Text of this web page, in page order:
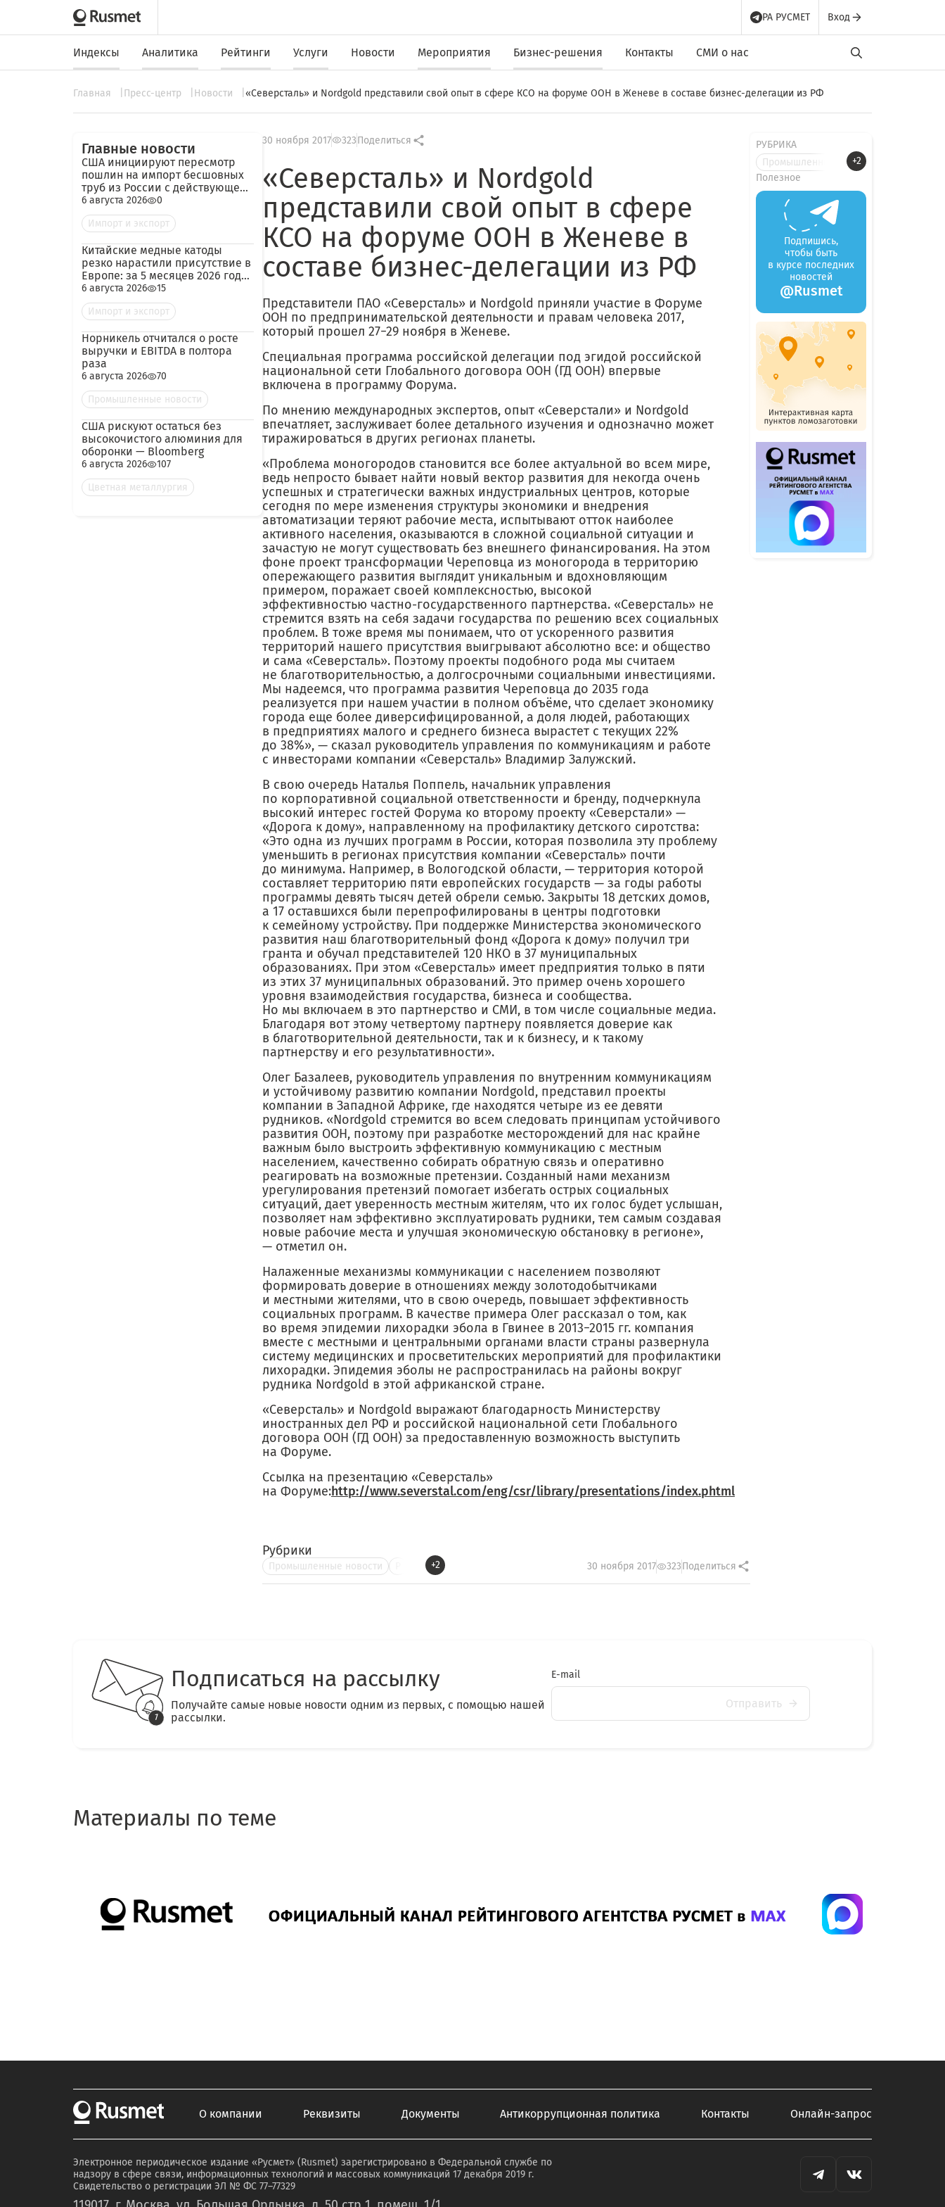
РА РУСМЕТ Вход
Индексы Аналитика Рейтинги Услуги Новости Мероприятия Бизнес-решения Контакты СМИ о нас
Главная Пресс-центр Новости «Северсталь» и Nordgold представили свой опыт в сфере КСО на форуме ООН в Женеве в составе бизнес-делегации из РФ
Главные новости
США инициируют пересмотр
пошлин на импорт бесшовных
труб из России с действующей
ставкой 209,72%
6 августа 2026
0
Импорт и экспорт
Китайские медные катоды
резко нарастили присутствие в
Европе: за 5 месяцев 2026 года
— 45 тыс. тонн
6 августа 2026
15
Импорт и экспорт
Норникель отчитался о росте
выручки и EBITDA в полтора
раза
6 августа 2026
70
Промышленные новости
США рискуют остаться без
высокочистого алюминия для
оборонки — Bloomberg
6 августа 2026
107
Цветная металлургия
30 ноября 2017 323Поделиться
«Северсталь» и Nordgold
представили свой опыт в сфере
КСО на форуме ООН в Женеве в
составе бизнес-делегации из РФ
Представители ПАО «Северсталь» и Nordgold приняли участие в Форуме
ООН по предпринимательской деятельности и правам человека 2017,
который прошел 27−29 ноября в Женеве.
Специальная программа российской делегации под эгидой российской
национальной сети Глобального договора ООН (ГД ООН) впервые
включена в программу Форума.
По мнению международных экспертов, опыт «Северстали» и Nordgold
впечатляет, заслуживает более детального изучения и однозначно может
тиражироваться в других регионах планеты.
«Проблема моногородов становится все более актуальной во всем мире,
ведь непросто бывает найти новый вектор развития для некогда очень
успешных и стратегически важных индустриальных центров, которые
сегодня по мере изменения структуры экономики и внедрения
автоматизации теряют рабочие места, испытывают отток наиболее
активного населения, оказываются в сложной социальной ситуации и
зачастую не могут существовать без внешнего финансирования. На этом
фоне проект трансформации Череповца из моногорода в территорию
опережающего развития выглядит уникальным и вдохновляющим
примером, поражает своей комплексностью, высокой
эффективностью частно-государственного партнерства. «Северсталь» не
стремится взять на себя задачи государства по решению всех социальных
проблем. В тоже время мы понимаем, что от ускоренного развития
территорий нашего присутствия выигрывают абсолютно все: и общество
и сама «Северсталь». Поэтому проекты подобного рода мы считаем
не благотворительностью, а долгосрочными социальными инвестициями.
Мы надеемся, что программа развития Череповца до 2035 года
реализуется при нашем участии в полном объёме, что сделает экономику
города еще более диверсифицированной, а доля людей, работающих
в предприятиях малого и среднего бизнеса вырастет с текущих 22%
до 38%», — сказал руководитель управления по коммуникациям и работе
с инвесторами компании «Северсталь» Владимир Залужский.
В свою очередь Наталья Поппель, начальник управления
по корпоративной социальной ответственности и бренду, подчеркнула
высокий интерес гостей Форума ко второму проекту «Северстали» —
«Дорога к дому», направленному на профилактику детского сиротства:
«Это одна из лучших программ в России, которая позволила эту проблему
уменьшить в регионах присутствия компании «Северсталь» почти
до минимума. Например, в Вологодской области, — территория которой
составляет территорию пяти европейских государств — за годы работы
программы девять тысяч детей обрели семью. Закрыты 18 детских домов,
а 17 оставшихся были перепрофилированы в центры подготовки
к семейному устройству. При поддержке Министерства экономического
развития наш благотворительный фонд «Дорога к дому» получил три
гранта и обучал представителей 120 НКО в 37 муниципальных
образованиях. При этом «Северсталь» имеет предприятия только в пяти
из этих 37 муниципальных образований. Это пример очень хорошего
уровня взаимодействия государства, бизнеса и сообщества.
Но мы включаем в это партнерство и СМИ, в том числе социальные медиа.
Благодаря вот этому четвертому партнеру появляется доверие как
в благотворительной деятельности, так и к бизнесу, и к такому
партнерству и его результативности».
Олег Базалеев, руководитель управления по внутренним коммуникациям
и устойчивому развитию компании Nordgold, представил проекты
компании в Западной Африке, где находятся четыре из ее девяти
рудников. «Nordgold стремится во всем следовать принципам устойчивого
развития ООН, поэтому при разработке месторождений для нас крайне
важным было выстроить эффективную коммуникацию с местным
населением, качественно собирать обратную связь и оперативно
реагировать на возможные претензии. Созданный нами механизм
урегулирования претензий помогает избегать острых социальных
ситуаций, дает уверенность местным жителям, что их голос будет услышан,
позволяет нам эффективно эксплуатировать рудники, тем самым создавая
новые рабочие места и улучшая экономическую обстановку в регионе»,
— отметил он.
Налаженные механизмы коммуникации с населением позволяют
формировать доверие в отношениях между золотодобытчиками
и местными жителями, что в свою очередь, повышает эффективность
социальных программ. В качестве примера Олег рассказал о том, как
во время эпидемии лихорадки эбола в Гвинее в 2013−2015 гг. компания
вместе с местными и центральными органами власти страны развернула
систему медицинских и просветительских мероприятий для профилактики
лихорадки. Эпидемия эболы не распространилась на районы вокруг
рудника Nordgold в этой африканской стране.
«Северсталь» и Nordgold выражают благодарность Министерству
иностранных дел РФ и российской национальной сети Глобального
договора ООН (ГД ООН) за предоставленную возможность выступить
на Форуме.
Ссылка на презентацию «Северсталь»
на Форуме:http://www.severstal.com/eng/csr/library/presentations/index.phtml
Рубрики
Промышленные новости +2 30 ноября 2017 323Поделиться
РУБРИКА
Промышленные новости
+2
Полезное
Подпишись,
чтобы быть
в курсе последних
новостей
@Rusmet
Подписаться на рассылку
Получайте самые новые новости одним из первых, с помощью нашей
рассылки.
E-mail
Отправить
Материалы по теме
О компании Реквизиты Документы Антикоррупционная политика Контакты Онлайн-запрос
Электронное периодическое издание «Русмет» (Rusmet) зарегистрировано в Федеральной службе по
надзору в сфере связи, информационных технологий и массовых коммуникаций 17 декабря 2019 г.
Свидетельство о регистрации ЭЛ № ФС 77–77329